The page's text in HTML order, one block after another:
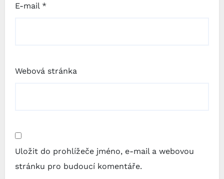
E-mail *
Webová stránka
Uložit do prohlížeče jméno, e-mail a webovou
stránku pro budoucí komentáře.